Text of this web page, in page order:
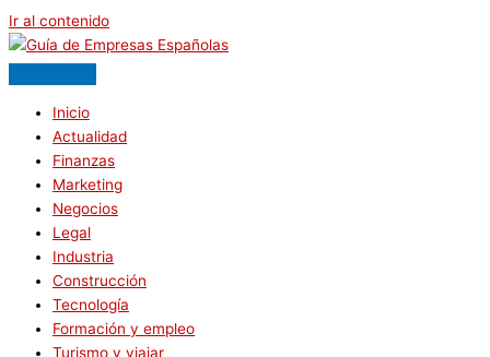
Ir al contenido
Inicio
Actualidad
Finanzas
Marketing
Negocios
Legal
Industria
Construcción
Tecnología
Formación y empleo
Turismo y viajar